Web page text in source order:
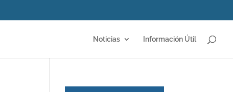
Noticias Información Útil